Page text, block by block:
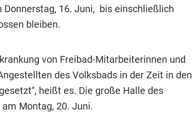
Donnerstag, 16. Juni, bis einschließlich
bleiben.
von Freibad-Mitarbeiterinnen und
des Volksbads in der Zeit in den
heißt es. Die große Halle des
Montag, 20. Juni.